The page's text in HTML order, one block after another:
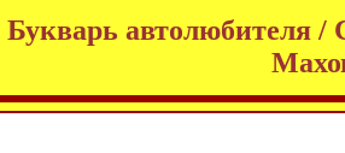
Букварь автолюбителя /